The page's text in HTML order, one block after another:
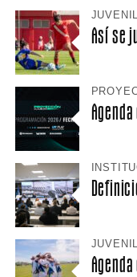
Así se